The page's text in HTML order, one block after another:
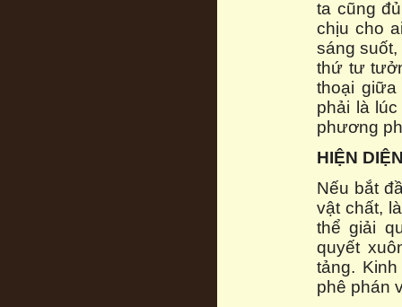
ta cũng
chịu cho
sáng
thứ tư
thoại
phải là
phương
HIỆN
Nếu bắt
vật chất,
thể giải
quyết
tảng.
phê phán